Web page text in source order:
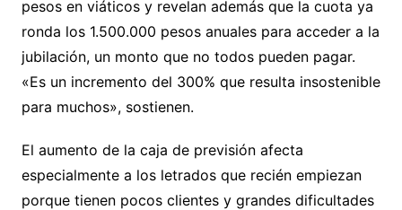
pesos en viáticos y revelan además que la cuota ya
ronda los 1.500.000 pesos anuales para acceder a la
jubilación, un monto que no todos pueden pagar.
«Es un incremento del 300% que resulta insostenible
para muchos», sostienen.
El aumento de la caja de previsión afecta
especialmente a los letrados que recién empiezan
porque tienen pocos clientes y grandes dificultades